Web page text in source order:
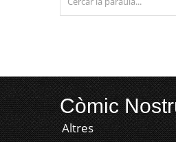
Còmic
Altres